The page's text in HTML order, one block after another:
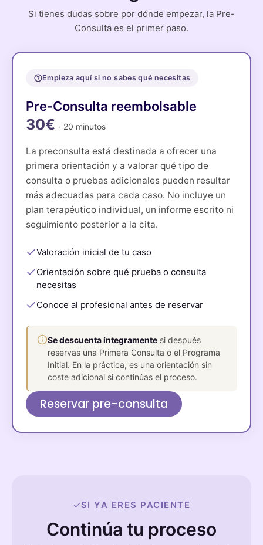
Si tienes dudas sobre por dónde empezar, la Pre-
Consulta es el primer paso.
Empieza aquí si no sabes qué necesitas
Pre-Consulta reembolsable
30€ · 20 minutos
La preconsulta está destinada a ofrecer una
primera orientación y a valorar qué tipo de
consulta o pruebas adicionales pueden resultar
más adecuadas para cada caso. No incluye un
plan terapéutico individual, un informe escrito ni
seguimiento posterior a la cita.
Valoración inicial de tu caso
Orientación sobre qué prueba o consulta
necesitas
Conoce al profesional antes de reservar
Se descuenta íntegramente si después
reservas una Primera Consulta o el Programa
Initial. En la práctica, es una orientación sin
coste adicional si continúas el proceso.
Reservar pre-consulta
SI YA ERES PACIENTE
Continúa tu proceso